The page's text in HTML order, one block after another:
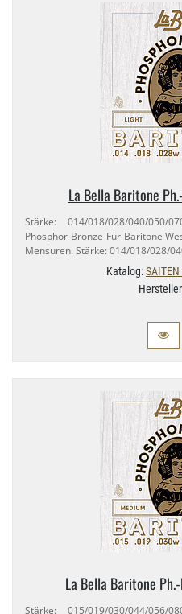
La Bella Baritone
Stärke: 014/​018/​028/​040/​050/​
Phosphor Bronze Für Baritone
Mensuren. Stärke: 014/​018/​028/​
Katalog:
La Bella Baritone
Stärke: 015/​019/​030/​044/​056/​